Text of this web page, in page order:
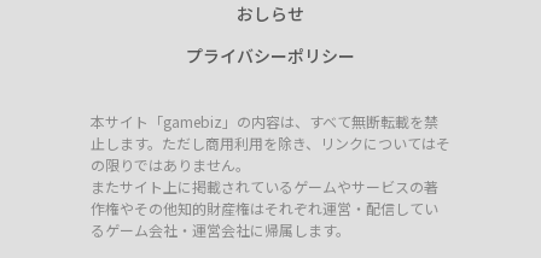
おしらせ
プライバシーポリシー
本サイト「gamebiz」の内容は、すべて無断転載を禁
止します。ただし商用利用を除き、リンクについてはそ
の限りではありません。
またサイト上に掲載されているゲームやサービスの著
作権やその他知的財産権はそれぞれ運営・配信してい
るゲーム会社・運営会社に帰属します。